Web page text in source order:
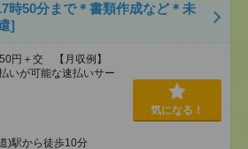
時50分まで＊書類作成など＊未
]
円＋交 【月収例】
が可能な速払いサー
)駅から徒歩10分
気になる！